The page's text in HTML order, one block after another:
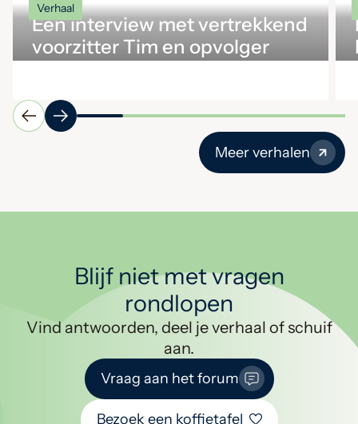
Verhaal
Een interview met vertrekkend
voorzitter Tim en opvolger
Meer verhalen
Blijf niet met vragen
rondlopen
Vind antwoorden, deel je verhaal of schuif
aan.
Vraag aan het forum
Bezoek een koffietafel